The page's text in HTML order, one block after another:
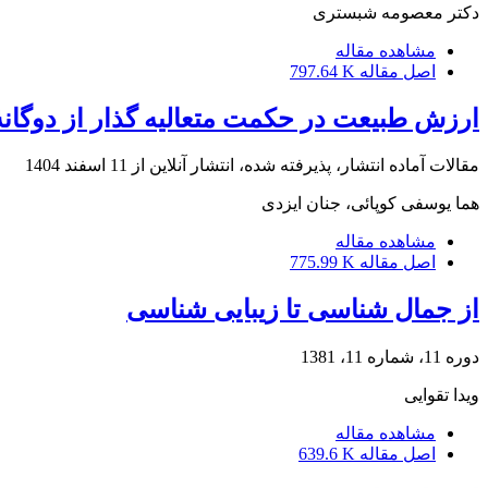
دکتر معصومه شبستری
مشاهده مقاله
اصل مقاله 797.64 K
ارزش طبیعت در حکمت متعالیه‏ گذار از
مقالات آماده انتشار، پذیرفته شده، انتشار آنلاین از 11 اسفند 1404
هما یوسفی کوپائی، جنان ایزدی
مشاهده مقاله
اصل مقاله 775.99 K
از جمال شناسی تا زیبایی شناسی
دوره 11، شماره 11، 1381
ویدا تقوایی
مشاهده مقاله
اصل مقاله 639.6 K